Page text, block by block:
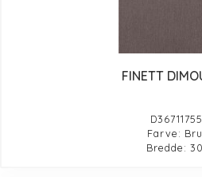
FINETT
Farve:
Bredde: